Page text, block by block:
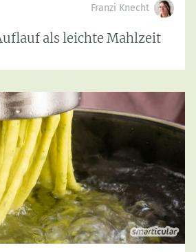
Franzi Knecht
als leichte Mahlzeit